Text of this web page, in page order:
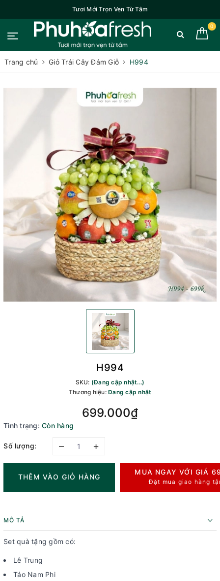
Tươi Mới Trọn Vẹn Từ Tâm
0
Trang chủ Giỏ Trái Cây Đám Giỗ H994
H994
SKU: (Đang cập nhật...)
Thương hiệu:Đang cập nhật
699.000₫
Tình trạng: Còn hàng
Số lượng: – +
THÊM VÀO GIỎ HÀNG
MUA NGAY VỚI GIÁ
Đặt mua giao hàng
MÔ TẢ
Set quà tặng gồm có:
Lê Trung
Táo Nam Phi